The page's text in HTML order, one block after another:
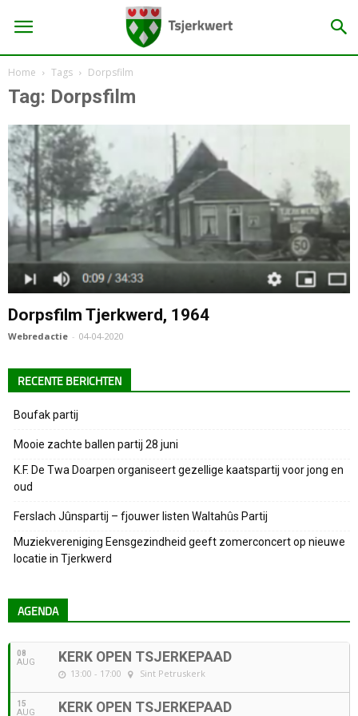
Home Tags Dorpsfilm
Tag: Dorpsfilm
Dorpsfilm Tjerkwerd, 1964
Webredactie - 04-04-2020
RECENTE BERICHTEN
Boufak partij
Mooie zachte ballen partij 28 juni
K.F. De Twa Doarpen organiseert gezellige kaatspartij voor jong en
oud
Ferslach Jûnspartij – fjouwer listen Waltahûs Partij
Muziekvereniging Eensgezindheid geeft zomerconcert op nieuwe
locatie in Tjerkwerd
AGENDA
08
AUG KERK OPEN TSJERKEPAAD
13:00 - 17:00 Sint Petruskerk
15
AUG KERK OPEN TSJERKEPAAD